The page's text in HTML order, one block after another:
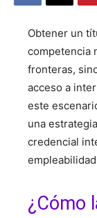
Obtener un
competencia
fronteras,
acceso a
este
una
credencial
¿Cómo